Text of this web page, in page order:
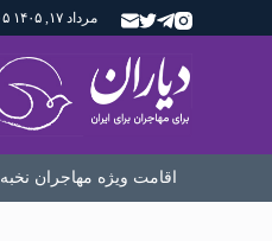
مرداد ۱۷, ۱۴۰۵ ۲:۰۵ بعد از ظهر
اقامت ویژه مهاجران نخبه